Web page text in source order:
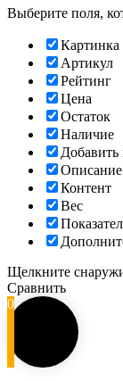
Выберите поля,
Картинка
Артикул
Рейтинг
Цена
Остаток
Наличие
Добавить
Описание
Контент
Вес
Щелкните
Сравнить
0